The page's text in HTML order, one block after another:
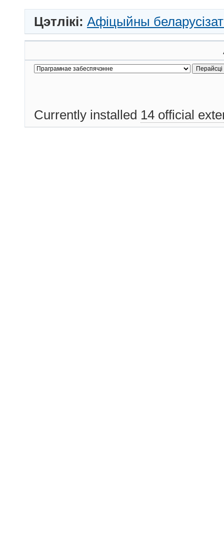
Цэтлікі: Афіцыйны
Currently installed 14 official